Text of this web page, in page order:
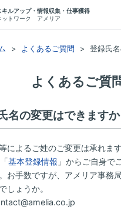
キルアップ・情報収集・仕事獲得
ットワーク アメリア
よくあるご質問 登録氏
よくあるご質
名の変更はできますか
によるご姓のご変更は承れま
基本登録情報 」からご自身で
お手数ですが、アメリア事務
しょうか。